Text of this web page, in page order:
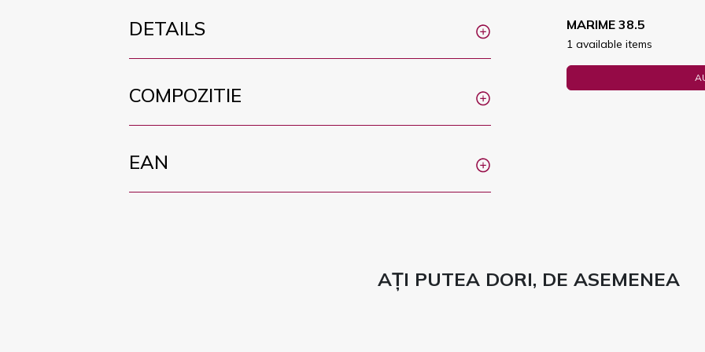
DETAILS
COMPOZITIE
EAN
MARIME 38.5
1 available items
AȚI PUTEA DORI, DE ASEMENEA